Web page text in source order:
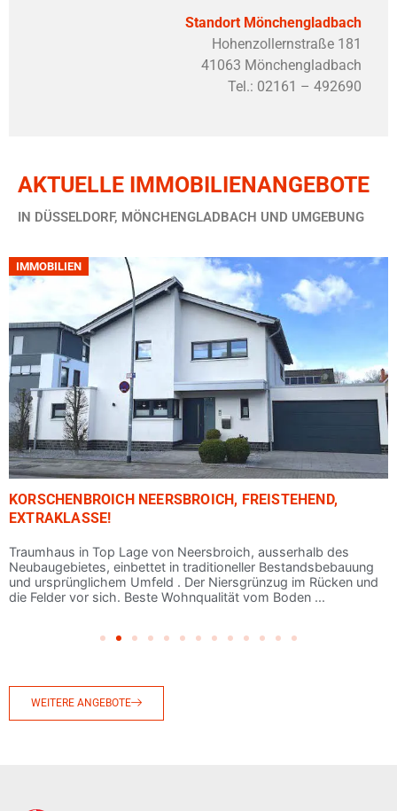
Standort Mönchengladbach
Hohenzollernstraße 181
41063 Mönchengladbach
Tel.: 02161 – 492690
AKTUELLE IMMOBILIENANGEBOTE
IN DÜSSELDORF, MÖNCHENGLADBACH UND UMGEBUNG
IMMOBILIEN
KORSCHENBROICH NEERSBROICH, FREISTEHEND,
EXTRAKLASSE!
Traumhaus in Top Lage von Neersbroich, ausserhalb des
Neubaugebietes, einbettet in traditioneller Bestandsbebauung
und ursprünglichem Umfeld . Der Niersgrünzug im Rücken und
die Felder vor sich. Beste Wohnqualität vom Boden ...
WEITERE ANGEBOTE